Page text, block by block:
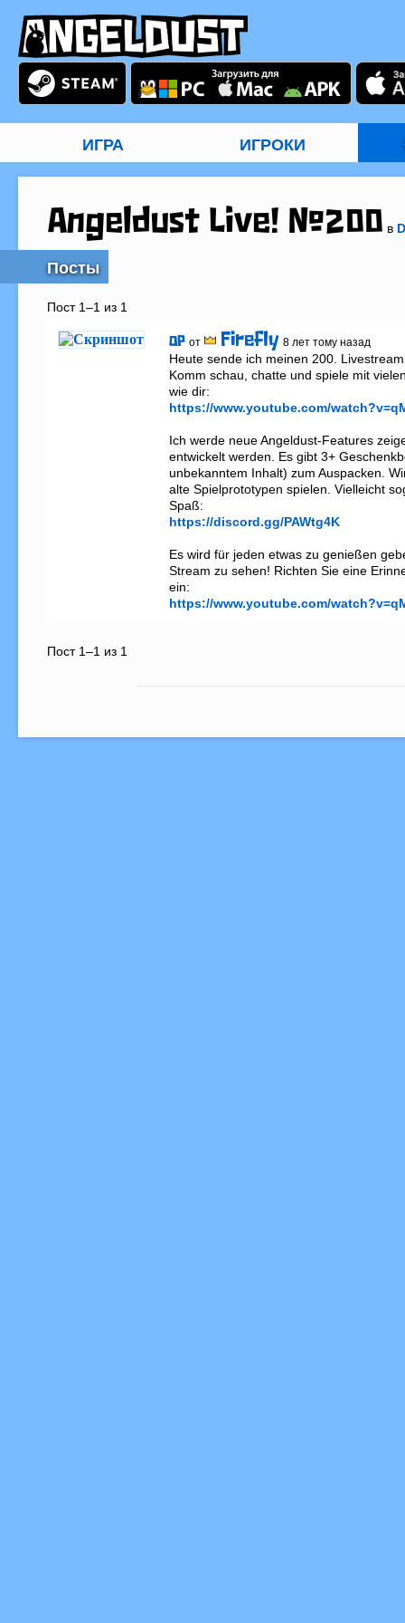
ИГРА ИГРОКИ
Angeldust Live! #200 в
Посты
Пост 1–1 из 1
OP от Firefly 8 лет тому назад
Heute sende ich meinen 200.
Komm schau, chatte und spiele mit
https://www.youtube.com/
Ich werde neue Angeldust-Features
entwickelt werden. Es gibt 3+
unbekanntem Inhalt) zum Auspacken.
alte Spielprototypen spielen. Vielleicht
https://discord.gg/PAWtg4K
Es wird für jeden etwas zu genießen
Stream zu sehen! Richten Sie eine
https://www.youtube.com/
Пост 1–1 из 1